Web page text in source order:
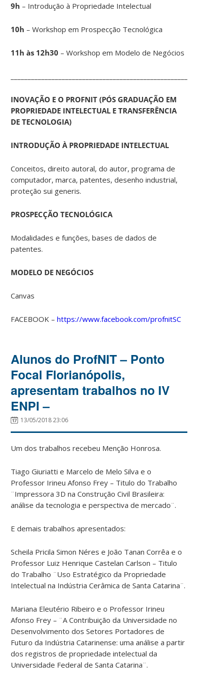
9h – Introdução à Propriedade Intelectual
10h – Workshop em Prospecção Tecnológica
11h às 12h30 – Workshop em Modelo de Negócios
INOVAÇÃO E O PROFNIT (PÓS GRADUAÇÃO EM
PROPRIEDADE INTELECTUAL E TRANSFERÊNCIA
DE TECNOLOGIA)
INTRODUÇÃO À PROPRIEDADE INTELECTUAL
Conceitos, direito autoral, do autor, programa de
computador, marca, patentes, desenho industrial,
proteção sui generis.
PROSPECÇÃO TECNOLÓGICA
Modalidades e funções, bases de dados de
patentes.
MODELO DE NEGÓCIOS
Canvas
FACEBOOK –https://www.facebook.com/profnitSC
Alunos do ProfNIT – Ponto
Focal Florianópolis,
apresentam trabalhos no IV
ENPI –
13/05/2018 23:06
Um dos trabalhos recebeu Menção Honrosa.
Tiago Giuriatti e Marcelo de Melo Silva e o
Professor Irineu Afonso Frey – Titulo do Trabalho
¨Impressora 3D na Construção Civil Brasileira:
análise da tecnologia e perspectiva de mercado¨.
E demais trabalhos apresentados:
Scheila Pricila Simon Néres e João Tanan Corrêa e o
Professor Luiz Henrique Castelan Carlson – Titulo
do Trabalho ¨Uso Estratégico da Propriedade
Intelectual na Indústria Cerâmica de Santa Catarina¨.
Mariana Eleutério Ribeiro e o Professor Irineu
Afonso Frey – ¨A Contribuição da Universidade no
Desenvolvimento dos Setores Portadores de
Futuro da Indústria Catarinense: uma análise a partir
dos registros de propriedade intelectual da
Universidade Federal de Santa Catarina¨.